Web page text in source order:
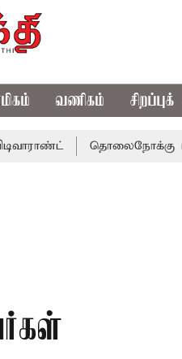
வணிகம்
தொலைநோக்கு